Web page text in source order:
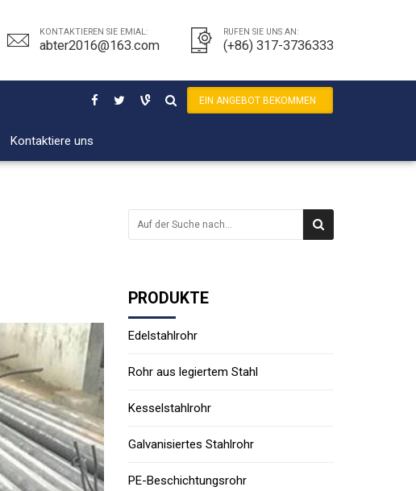
KONTAKTIEREN SIE EMIAL:
abter2016@163.com
RUFEN SIE UNS AN:
(+86) 317-3736333
EIN ANGEBOT BEKOMMEN
Kontaktiere uns
PRODUKTE
Edelstahlrohr
Rohr aus legiertem Stahl
Kesselstahlrohr
Galvanisiertes Stahlrohr
PE-Beschichtungsrohr